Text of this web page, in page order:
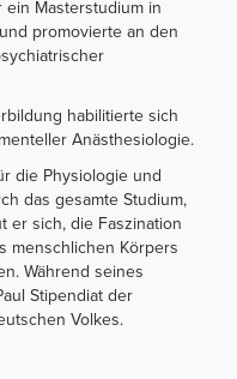
Masterstudium in
promovierte an den
habilitierte sich
Anästhesiologie.
die Physiologie und
das gesamte Studium,
er sich, die Faszination
menschlichen Körpers
Während seines
Stipendiat der
Volkes.